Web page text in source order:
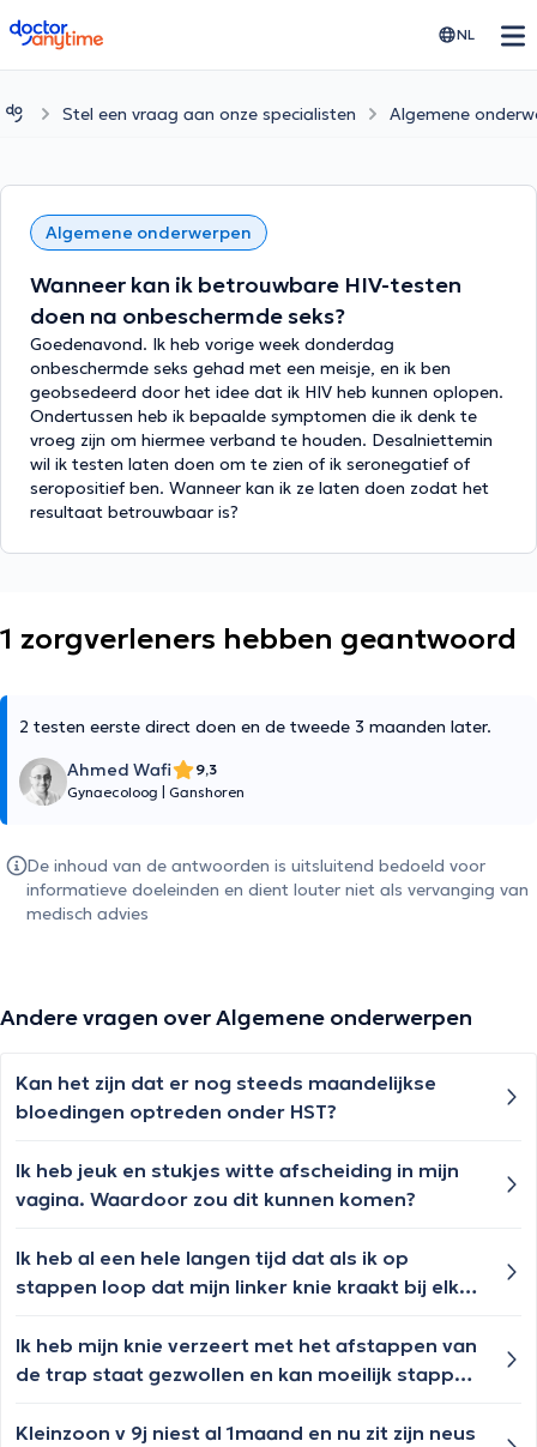
doctoranytime NL
Stel een vraag aan onze specialisten Algemene
Algemene onderwerpen
Wanneer kan ik betrouwbare HIV-testen
doen na onbeschermde seks?
Goedenavond. Ik heb vorige week donderdag
onbeschermde seks gehad met een meisje, en ik ben
geobsedeerd door het idee dat ik HIV heb kunnen oplopen.
Ondertussen heb ik bepaalde symptomen die ik denk te
vroeg zijn om hiermee verband te houden. Desalniettemin
wil ik testen laten doen om te zien of ik seronegatief of
seropositief ben. Wanneer kan ik ze laten doen zodat het
resultaat betrouwbaar is?
1 zorgverleners hebben geantwoord
2 testen eerste direct doen en de tweede 3 maanden later.
Ahmed Wafi
9,3
Gynaecoloog
Ganshoren
De inhoud van de antwoorden is uitsluitend bedoeld voor
informatieve doeleinden en dient louter niet als vervanging van
medisch advies
Andere vragen over Algemene onderwerpen
Kan het zijn dat er nog steeds maandelijkse
bloedingen optreden onder HST?
Ik heb jeuk en stukjes witte afscheiding in mijn
vagina. Waardoor zou dit kunnen komen?
Ik heb al een hele langen tijd dat als ik op
stappen loop dat mijn linker knie kraakt bij elke
kraak voel ik tot in mijn nek. Wat kan dit zijn?
Ik heb mijn knie verzeert met het afstappen van
de trap staat gezwollen en kan moeilijk stappen
Kleinzoon v 9j niest al 1maand en nu zit zijn neus